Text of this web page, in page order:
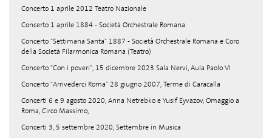
Concerto 1 aprile 2012 Teatro Nazionale
Concerto 1 aprile 1884 - Società Orchestrale Romana
Concerto "Settimana Santa" 1887 - Società Orchestrale Romana e Coro
della Società Filarmonica Romana (Teatro)
Concerto "Con i poveri", 15 dicembre 2023 Sala Nervi, Aula Paolo VI
Concerto "Arrivederci Roma" 28 giugno 2007, Terme di Caracalla
Concerti 6 e 9 agosto 2020, Anna Netrebko e Yusif Eyvazov, Omaggio a
Roma, Circo Massimo,
Concerti 3, 5 settembre 2020, Settembre in Musica